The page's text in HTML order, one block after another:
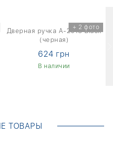
+ 2 фото
Дверная ручка A-2018 Black
(черная)
624 грн
В наличии
ТОВАРЫ